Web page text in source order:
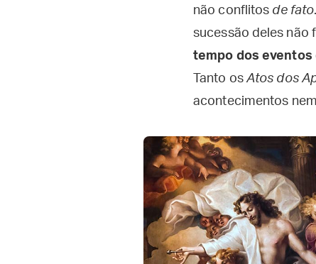
não conflitos de fato
sucessão deles não
tempo dos
Tanto osAtos dos
acontecimentos